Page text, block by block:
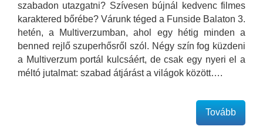
szabadon utazgatni? Szívesen bújnál kedvenc filmes
karaktered bőrébe? Várunk téged a Funside Balaton 3.
hetén, a Multiverzumban, ahol egy hétig minden a
benned rejlő szuperhősről szól. Négy szín fog küzdeni
a Multiverzum portál kulcsáért, de csak egy nyeri el a
méltó jutalmat: szabad átjárást a világok között….
Tovább